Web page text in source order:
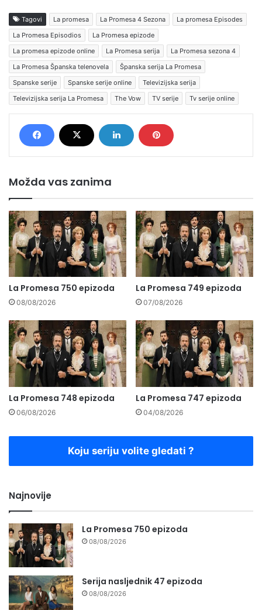
Tagovi La promesa La Promesa 4 Sezona
La promesa Episodes
La Promesa Episodios
La Promesa epizode
La promesa epizode online
La Promesa serija
La Promesa sezona 4
La Promesa Španska telenovela
Španska serija La Promesa
Spanske serije
Spanske serije online
Televizijska serija
Televizijska serija La Promesa
The Vow TV serije Tv serije online
Možda vas zanima
La Promesa 750 epizoda
08/08/2026
La Promesa 749 epizoda
07/08/2026
La Promesa 748 epizoda
06/08/2026
La Promesa 747 epizoda
04/08/2026
Koju seriju volite gledati ?
Najnovije
La Promesa 750 epizoda
08/08/2026
Serija nasljednik 47 epizoda
08/08/2026